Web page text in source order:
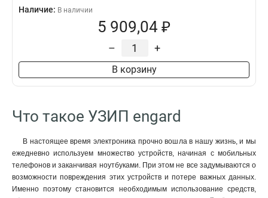
Наличие: В наличии
5 909,04 ₽
– +
В корзину
Что такое УЗИП engard
В настоящее время электроника прочно вошла в нашу жизнь, и мы
ежедневно используем множество устройств, начиная с мобильных
телефонов и заканчивая ноутбуками. При этом не все задумываются о
возможности повреждения этих устройств и потере важных данных.
Именно поэтому становится необходимым использование средств,